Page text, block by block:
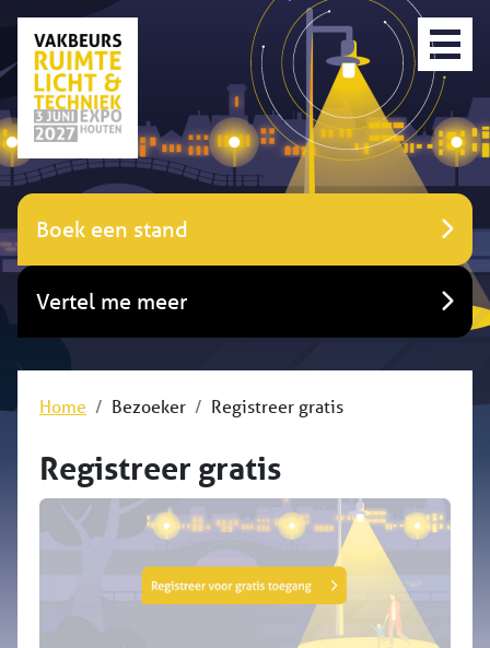
Boek een stand
Vertel me meer
Home Bezoeker Registreer gratis
Registreer gratis